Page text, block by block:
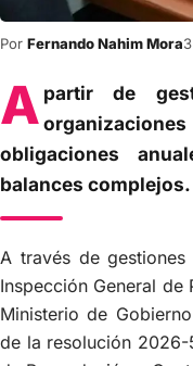
Por Fernando Nahim Mora
A partir de
obligaciones
balances complejos.
A través de
Inspección General de
Ministerio de
de la resolución